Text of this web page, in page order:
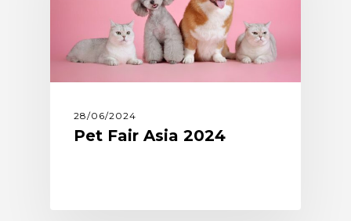
28/06/2024
Pet Fair Asia 2024